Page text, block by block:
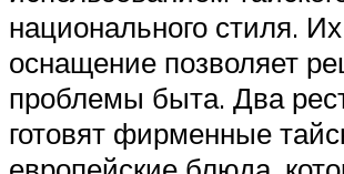
национального стиля. Их
оснащение позволяет
проблемы быта. Два
готовят фирменные